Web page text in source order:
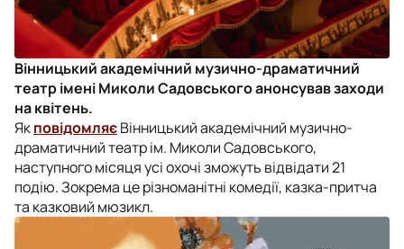
Вінницький академічний музично-драматичний
театр імені Миколи Садовського анонсував заходи
на квітень.
ЯкповідомляєВінницький академічний музично-
драматичний театр ім. Миколи Садовського,
наступного місяця усі охочі зможуть відвідати 21
подію. Зокрема це різноманітні комедії, казка-притча
та казковий мюзикл.